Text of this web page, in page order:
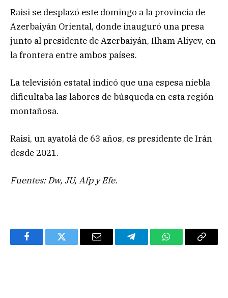
Raisi se desplazó este domingo a la provincia de
Azerbaiyán Oriental, donde inauguró una presa
junto al presidente de Azerbaiyán, Ilham Aliyev, en
la frontera entre ambos países.
La televisión estatal indicó que una espesa niebla
dificultaba las labores de búsqueda en esta región
montañosa.
Raisi, un ayatolá de 63 años, es presidente de Irán
desde 2021.
Fuentes: Dw, JU, Afp y Efe.
FacebookTwitter Email TelegramWhatsAppCopy